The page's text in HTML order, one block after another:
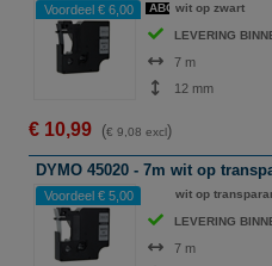
Voordeel € 6,00 ABCwit op zwart
LEVERING
7 m
12 mm
€ 10,99 (€ 9,08 excl)
DYMO 45020 - 7m wit op
Voordeel € 5,00 ABCwit op
LEVERING
7 m